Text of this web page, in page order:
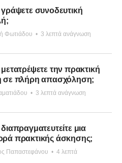
συνοδευτική
Φωτιάδου • 3 λεπτά ανάγνωση
την πρακτική
σε πλήρη απασχόληση;
• 3 λεπτά ανάγνωση
μια
πρακτικής άσκησης;
Παπαστεφάνου • 4 λεπτά